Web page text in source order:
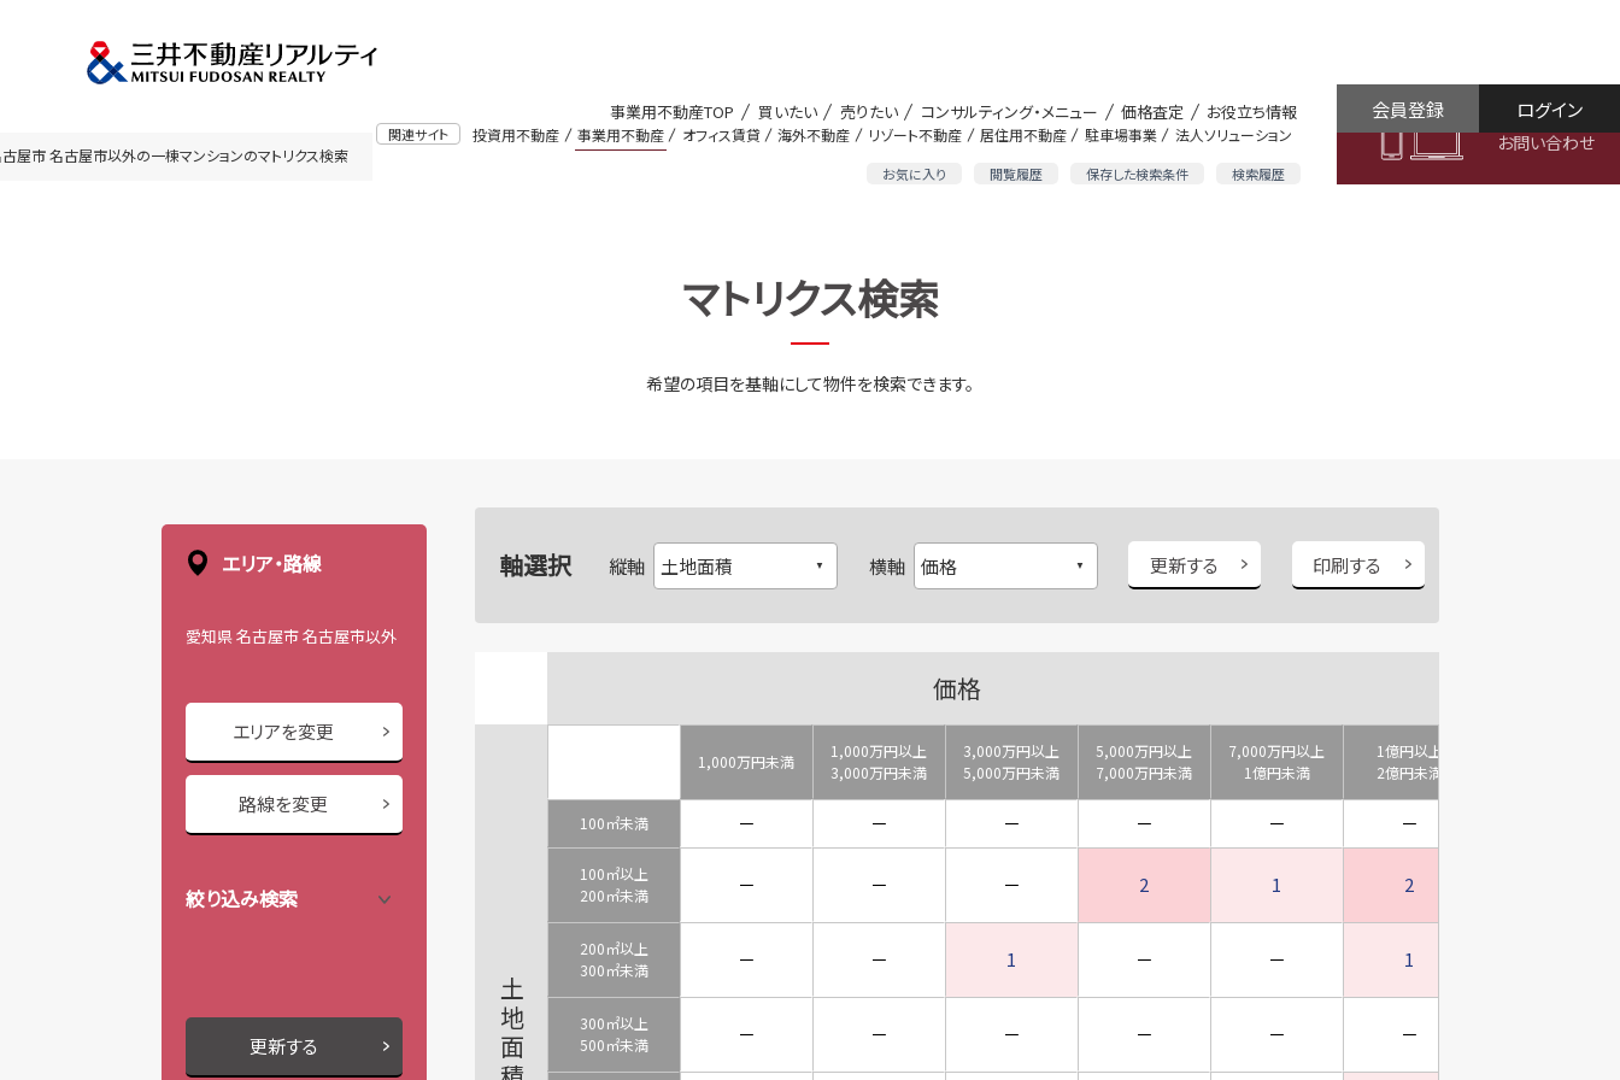
関連サイト 投資用不動産 事業用不動産 オフィス賃貸 海外不動産 リゾート不動産 居住用不動産 駐車場事業 法人ソリューション
お気に入り 閲覧履歴 保存した検索条件 検索履歴
事業用不動産TOP 買いたい 売りたい コンサルティング・メニュー 価格査定 お役立ち情報
お問い合わせ
ログイン
会員登録
屋市 名古屋市以外の一棟マンションのマトリクス検索
マトリクス検索
希望の項目を基軸にして物件を検索できます。
エリア・路線
愛知県 名古屋市 名古屋市以外
エリアを変更
路線を変更
絞り込み検索
更新する
軸選択 縦軸 横軸 更新する 印刷する
価格
土地面積
1,000万円未満
1,000万円以上
3,000万円未満
3,000万円以上
5,000万円未満
5,000万円以上
7,000万円未満
7,000万円以上
1億円未満
1億円以上
2億円未満
100㎡未満 － － － － － －
100㎡以上
200㎡未満
－ － － 2 1 2
200㎡以上
300㎡未満
－ － 1 － － 1
300㎡以上
500㎡未満
－ － － － － －